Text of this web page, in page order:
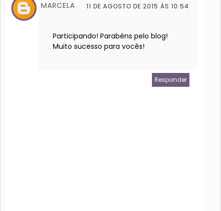
MARCELA 11 DE AGOSTO DE 2015 ÀS 10:54
Participando! Parabéns pelo blog!
Muito sucesso para vocês!
Responder